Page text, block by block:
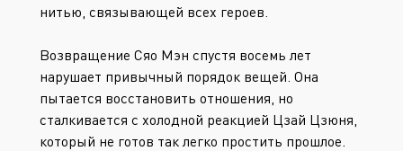
нитью, связывающей всех героев.
Возвращение Сяо Мэн спустя восемь лет
нарушает привычный порядок вещей. Она
пытается восстановить отношения, но
сталкивается с холодной реакцией Цзай Цзюня,
который не готов так легко простить прошлое.